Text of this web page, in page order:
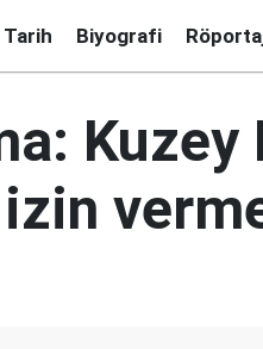
Tarih Biyografi
Kuzey